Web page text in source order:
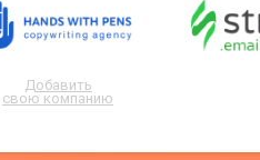
Добавить
свою компанию